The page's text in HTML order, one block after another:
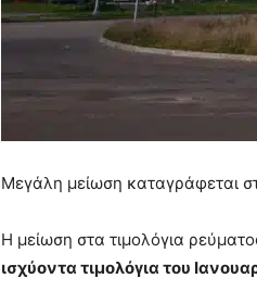
Μεγάλη μείωση καταγράφεται
Η μείωση στα τιμολόγια
ισχύοντα τιμολόγια του